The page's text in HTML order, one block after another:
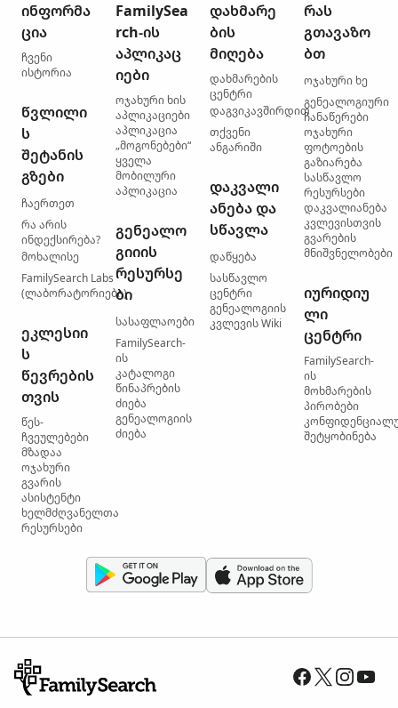
ინფორმა
ცია
ჩვენი
ისტორია
წვლილი
ს
შეტანის
გზები
ჩაერთეთ
რა არის
ინდექსირება?
მოხალისე
FamilySearch Labs
(ლაბორატორიები)
ეკლესიი
ს
წევრების
თვის
წეს-
ჩვეულებები
მზადაა
ოჯახური
გვარის
ასისტენტი
ხელმძღვანელთა
რესურსები
FamilySea
rch-ის
აპლიკაც
იები
ოჯახური ხის
აპლიკაციები
აპლიკაცია
„მოგონებები“
ყველა
მობილური
აპლიკაცია
გენეალო
გიიის
რესურსე
ბი
სასაფლაოები
FamilySearch-
ის
კატალოგი
წინაპრების
ძიება
გენეალოგიის
ძიება
დახმარე
ბის
მიღება
დახმარების
ცენტრი
დაგვიკავშირდით
თქვენი
ანგარიში
დაკვალი
ანება და
სწავლა
დაწყება
სასწავლო
ცენტრი
გენეალოგიის
კვლევის Wiki
რას
გთავაზო
ბთ
ოჯახური ხე
გენეალოგიური
ჩანაწერები
ოჯახური
ფოტოების
გაზიარება
სასწავლო
რესურსები
დაკვალიანება
კვლევისთვის
გვარების
მნიშვნელობები
იურიდიუ
ლი
ცენტრი
FamilySearch-
ის
მოხმარების
პირობები
შეტყობინება